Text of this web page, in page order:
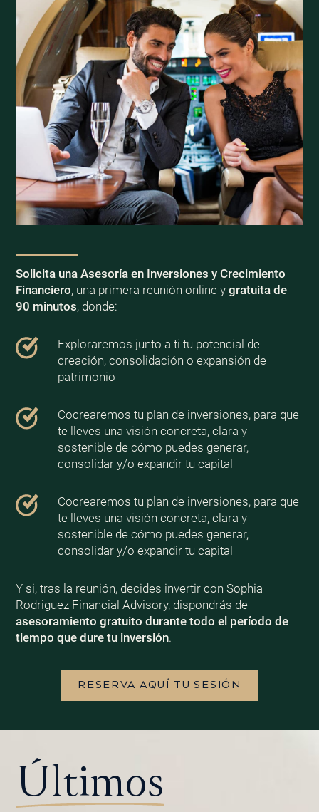
Solicita una Asesoría en Inversiones y Crecimiento
Financiero, una primera reunión online y gratuita de
90 minutos, donde:
Exploraremos junto a ti tu potencial de
creación, consolidación o expansión de
patrimonio
Cocrearemos tu plan de inversiones, para que
te lleves una visión concreta, clara y
sostenible de cómo puedes generar,
consolidar y/o expandir tu capital
Cocrearemos tu plan de inversiones, para que
te lleves una visión concreta, clara y
sostenible de cómo puedes generar,
consolidar y/o expandir tu capital
Y si, tras la reunión, decides invertir con Sophia
Rodriguez Financial Advisory, dispondrás de
asesoramiento gratuito durante todo el período de
tiempo que dure tu inversión.
RESERVA AQUÍ TU SESIÓN
Últimos